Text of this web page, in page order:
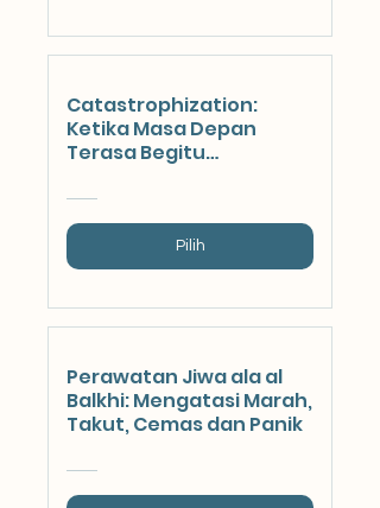
Catastrophization:
Ketika Masa Depan
Terasa Begitu
Pilih
Perawatan Jiwa ala al
Balkhi: Mengatasi Marah,
Takut, Cemas dan Panik